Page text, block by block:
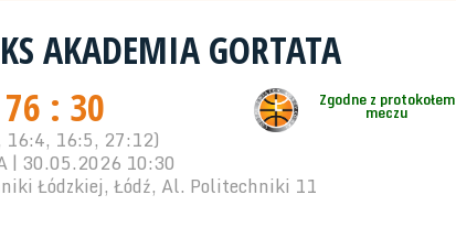
AKADEMIA GORTATA
Zgodne z protokołem
meczu
76 : 30
16:4, 16:5, 27:12)
| 30.05.2026 10:30
Łódzkiej, Łódź, Al. Politechniki 11